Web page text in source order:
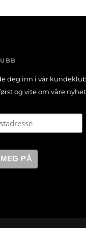
deg inn i vår
og vite om våre